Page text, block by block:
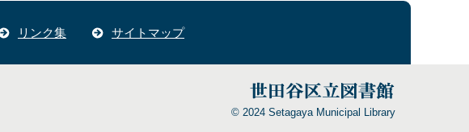
リンク集 サイトマップ
© 2024 Setagaya Municipal Library